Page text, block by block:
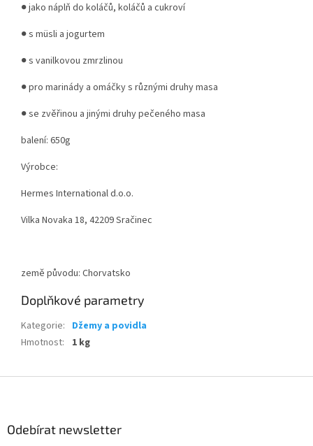
● jako náplň do koláčů, koláčů a cukroví
● s müsli a jogurtem
● s vanilkovou zmrzlinou
● pro marinády a omáčky s různými druhy masa
● se zvěřinou a jinými druhy pečeného masa
balení: 650g
Výrobce:
Hermes International d.o.o.
Vilka Novaka 18, 42209 Sračinec
země původu: Chorvatsko
Doplňkové parametry
Kategorie: Džemy a povidla
Hmotnost: 1 kg
Odebírat newsletter